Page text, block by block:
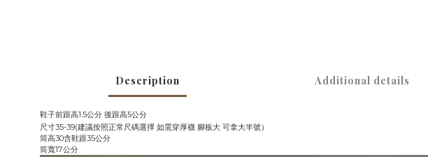
Description Additional details
鞋子前跟高1.5公分 後跟高5公分
尺寸35-39(建議按照正常尺碼選擇 如需穿厚襪 腳板大 可拿大半號）
筒高30含鞋跟35公分
筒寬17公分